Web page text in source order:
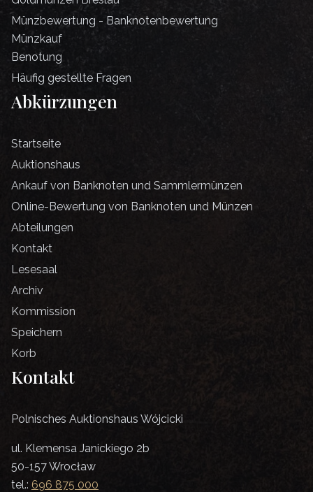
Münzbewertung - Banknotenbewertung
Münzkauf
Benotung
Häufig gestellte Fragen
Abkürzungen
Startseite
Auktionshaus
Ankauf von Banknoten und Sammlermünzen
Online-Bewertung von Banknoten und Münzen
Abteilungen
Kontakt
Lesesaal
Archiv
Kommission
Speichern
Korb
Kontakt
Polnisches Auktionshaus Wójcicki
ul. Klemensa Janickiego 2b
50-157 Wrocław
tel.: 696 875 000